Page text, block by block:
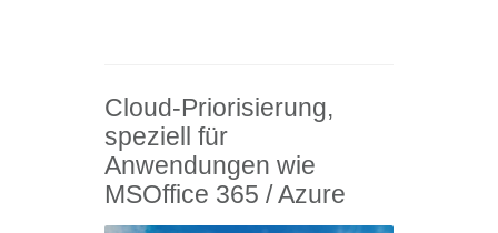
Cloud-Priorisierung,
speziell für
Anwendungen wie
MSOffice 365 / Azure